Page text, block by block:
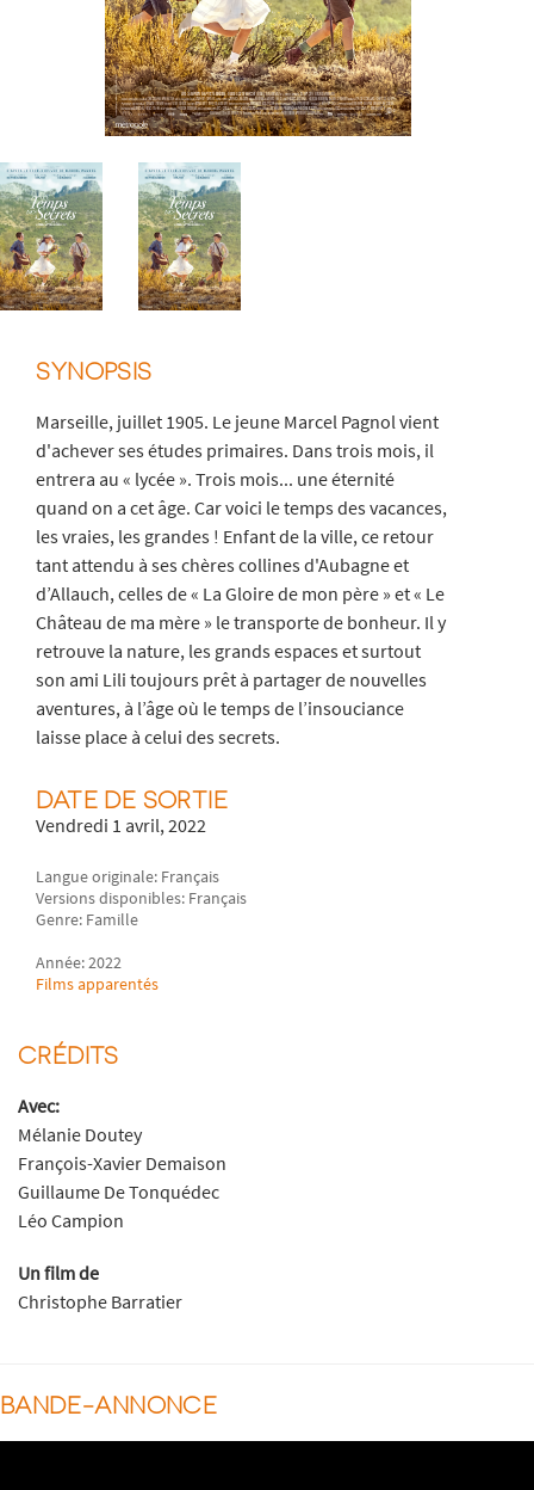
SYNOPSIS
Marseille, juillet 1905. Le jeune Marcel Pagnol vient
d'achever ses études primaires. Dans trois mois, il
entrera au « lycée ». Trois mois... une éternité
quand on a cet âge. Car voici le temps des vacances,
les vraies, les grandes ! Enfant de la ville, ce retour
tant attendu à ses chères collines d'Aubagne et
d’Allauch, celles de « La Gloire de mon père » et « Le
Château de ma mère » le transporte de bonheur. Il y
retrouve la nature, les grands espaces et surtout
son ami Lili toujours prêt à partager de nouvelles
aventures, à l’âge où le temps de l’insouciance
laisse place à celui des secrets.
DATE DE SORTIE
Vendredi 1 avril, 2022
Langue originale: Français
Versions disponibles: Français
Genre: Famille
Année: 2022
Films apparentés
CRÉDITS
Avec:
Mélanie Doutey
François-Xavier Demaison
Guillaume De Tonquédec
Léo Campion
Un film de
Christophe Barratier
BANDE-ANNONCE